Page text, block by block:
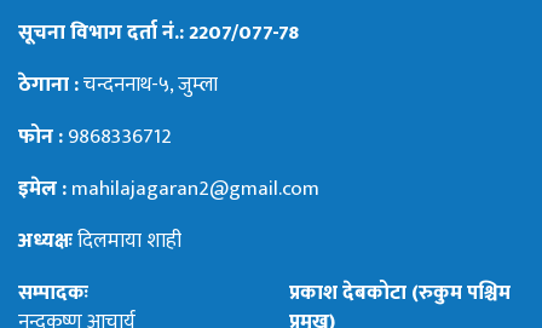
सूचना विभाग दर्ता नं.: 2207/077-78
ठेगाना :चन्दननाथ-५, जुम्ला
फोन :9868336712
इमेल :mahilajagaran2@gmail.com
अध्यक्षःदिलमाया शाही
सम्पादकः
प्रकाश देबकोटा (रुकुम पश्चिम